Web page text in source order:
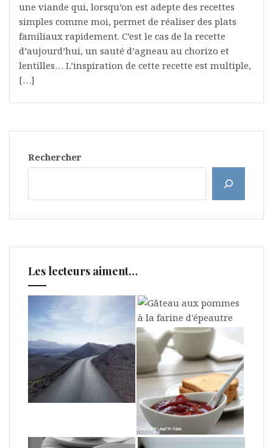
une viande qui, lorsqu’on est adepte des recettes
simples comme moi, permet de réaliser des plats
familiaux rapidement. C’est le cas de la recette
d’aujourd’hui, un sauté d’agneau au chorizo et
lentilles… L’inspiration de cette recette est multiple,
[…]
Rechercher
Les lecteurs aiment…